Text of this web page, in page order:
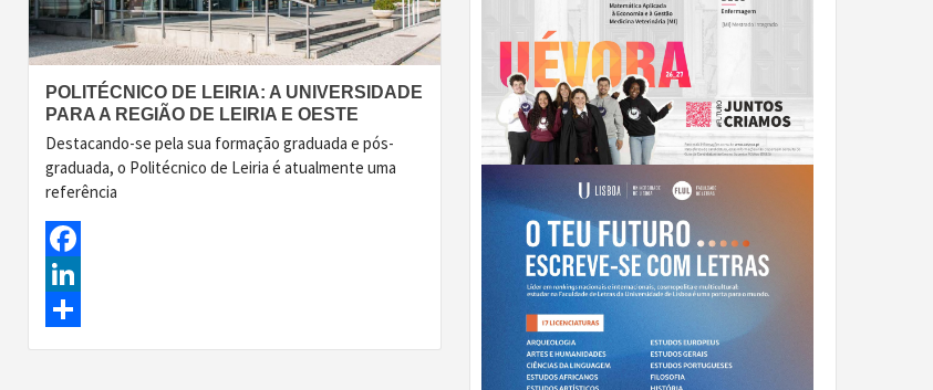
POLITÉCNICO DE LEIRIA: A UNIVERSIDADE
PARA A REGIÃO DE LEIRIA E OESTE
Destacando-se pela sua formação graduada e pós-
graduada, o Politécnico de Leiria é atualmente uma
referência
Facebook
LinkedIn
Share